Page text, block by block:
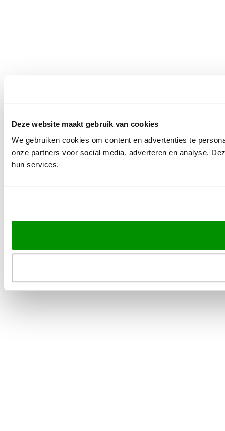
Deze website maakt gebruik van cookies
We gebruiken cookies om content en advertenties te
onze partners voor social media, adverteren en analyse.
hun services.